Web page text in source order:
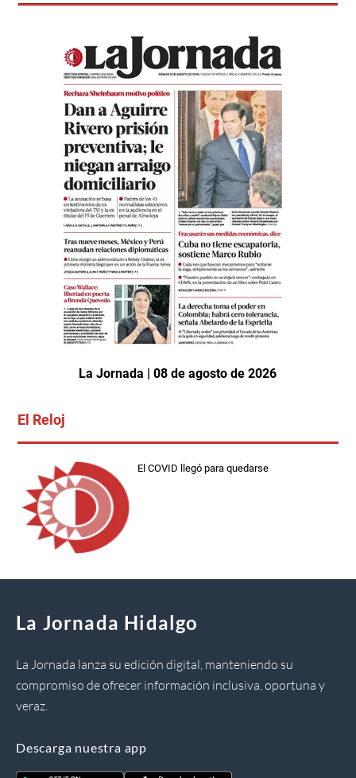
La Jornada | 08 de agosto de 2026
El Reloj
El COVID llegó para quedarse
La Jornada Hidalgo
La Jornada lanza su edición digital, manteniendo su
compromiso de ofrecer información inclusiva, oportuna y
veraz.
Descarga nuestra app